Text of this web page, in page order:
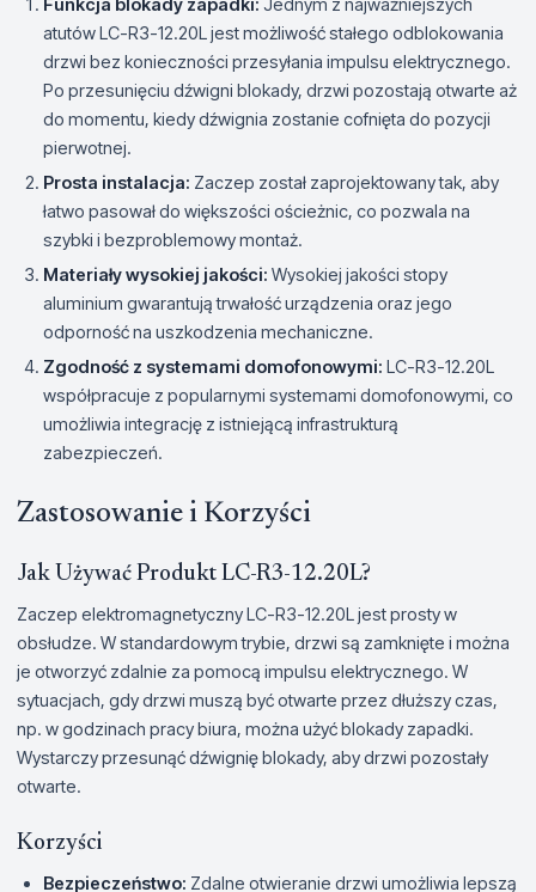
atutów LC-R3-12.20L jest możliwość stałego odblokowania
drzwi bez konieczności przesyłania impulsu elektrycznego.
Po przesunięciu dźwigni blokady, drzwi pozostają otwarte aż
do momentu, kiedy dźwignia zostanie cofnięta do pozycji
pierwotnej.
Prosta instalacja: Zaczep został zaprojektowany tak, aby
łatwo pasował do większości ościeżnic, co pozwala na
szybki i bezproblemowy montaż.
Materiały wysokiej jakości: Wysokiej jakości stopy
aluminium gwarantują trwałość urządzenia oraz jego
odporność na uszkodzenia mechaniczne.
Zgodność z systemami domofonowymi: LC-R3-12.20L
współpracuje z popularnymi systemami domofonowymi, co
umożliwia integrację z istniejącą infrastrukturą
zabezpieczeń.
Zastosowanie i Korzyści
Jak Używać Produkt LC-R3-12.20L?
Zaczep elektromagnetyczny LC-R3-12.20L jest prosty w
obsłudze. W standardowym trybie, drzwi są zamknięte i można
je otworzyć zdalnie za pomocą impulsu elektrycznego. W
sytuacjach, gdy drzwi muszą być otwarte przez dłuższy czas,
np. w godzinach pracy biura, można użyć blokady zapadki.
Wystarczy przesunąć dźwignię blokady, aby drzwi pozostały
otwarte.
Korzyści
Bezpieczeństwo: Zdalne otwieranie drzwi umożliwia lepszą